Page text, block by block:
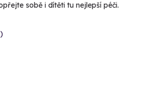
sobě i dítěti tu nejlepší péči.